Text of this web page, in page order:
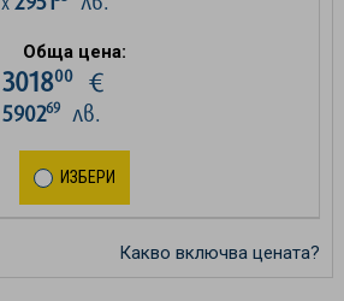
Обща цена:
301800€
590269лв.
ИЗБЕРИ
Какво включва цената?